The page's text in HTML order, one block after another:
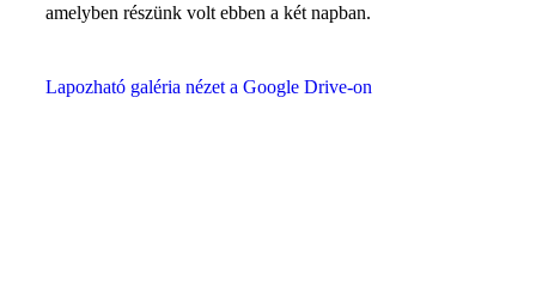
amelyben részünk volt ebben a két napban.
Lapozható galéria nézet a Google Drive-on